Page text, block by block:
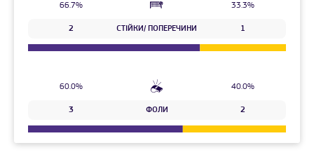
66.7% 33.3%
2 СТІЙКИ/ ПОПЕРЕЧИНИ 1
60.0% 40.0%
3 ФОЛИ 2